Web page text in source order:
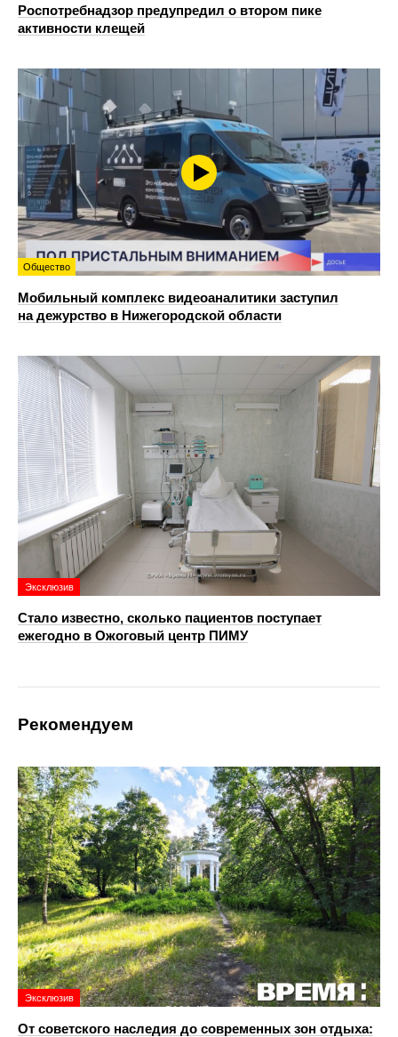
Роспотребнадзор предупредил о втором пике
активности клещей
Общество
Мобильный комплекс видеоаналитики заступил
на дежурство в Нижегородской области
Эксклюзив
Стало известно, сколько пациентов поступает
ежегодно в Ожоговый центр ПИМУ
Рекомендуем
Эксклюзив
От советского наследия до современных зон отдыха: